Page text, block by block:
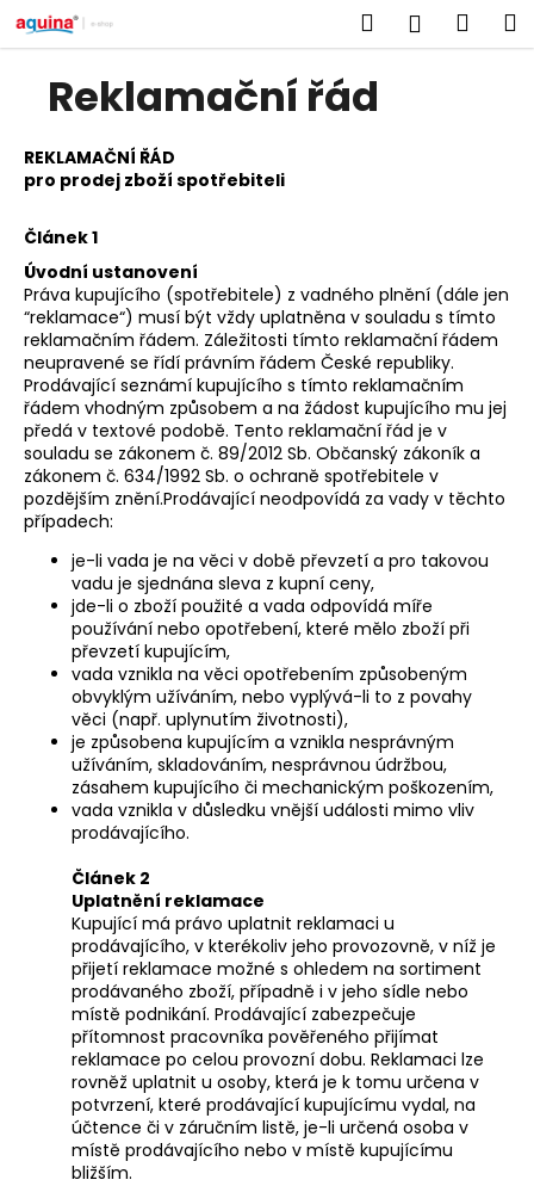
na
obsah
Hledat
Reklamační řád
REKLAMAČNÍ ŘÁD
pro prodej zboží spotřebiteli
Článek 1
Úvodní ustanovení
Práva kupujícího (spotřebitele) z vadného plnění (dále jen
“reklamace“) musí být vždy uplatněna v souladu s tímto
reklamačním řádem. Záležitosti tímto reklamační řádem
neupravené se řídí právním řádem České republiky.
Prodávající seznámí kupujícího s tímto reklamačním
řádem vhodným způsobem a na žádost kupujícího mu jej
předá v textové podobě. Tento reklamační řád je v
souladu se zákonem č. 89/2012 Sb. Občanský zákoník a
zákonem č. 634/1992 Sb. o ochraně spotřebitele v
pozdějším znění.Prodávající neodpovídá za vady v těchto
případech:
je-li vada je na věci v době převzetí a pro takovou
vadu je sjednána sleva z kupní ceny,
jde-li o zboží použité a vada odpovídá míře
používání nebo opotřebení, které mělo zboží při
převzetí kupujícím,
vada vznikla na věci opotřebením způsobeným
obvyklým užíváním, nebo vyplývá-li to z povahy
věci (např. uplynutím životnosti),
je způsobena kupujícím a vznikla nesprávným
užíváním, skladováním, nesprávnou údržbou,
zásahem kupujícího či mechanickým poškozením,
vada vznikla v důsledku vnější události mimo vliv
prodávajícího.
Článek 2
Uplatnění reklamace
Kupující má právo uplatnit reklamaci u
prodávajícího, v kterékoliv jeho provozovně, v níž je
přijetí reklamace možné s ohledem na sortiment
prodávaného zboží, případně i v jeho sídle nebo
místě podnikání. Prodávající zabezpečuje
přítomnost pracovníka pověřeného přijímat
reklamace po celou provozní dobu. Reklamaci lze
rovněž uplatnit u osoby, která je k tomu určena v
potvrzení, které prodávající kupujícímu vydal, na
účtence či v záručním listě, je-li určená osoba v
místě prodávajícího nebo v místě kupujícímu
bližším.
K
o
o
p
o
t
ř
e
b
u
j
e
t
e
n
HLEDAT